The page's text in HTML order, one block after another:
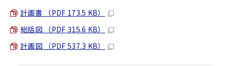
計画書 （PDF 173.5 KB）
総括図 （PDF 315.6 KB）
計画図 （PDF 537.3 KB）